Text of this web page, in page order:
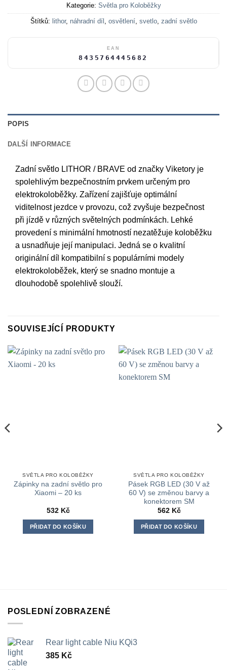
Kategorie: Světla pro Koloběžky
Štítků: lithor, náhradní díl , osvětlení, svetlo, zadní světlo
EAN
8435764445682
POPIS
DALŠÍ INFORMACE
Zadní světlo LITHOR / BRAVE od značky Viketory je
spolehlivým bezpečnostním prvkem určeným pro
elektrokoloběžky. Zařízení zajišťuje optimální
viditelnost jezdce v provozu, což zvyšuje bezpečnost
při jízdě v různých světelných podmínkách. Lehké
provedení s minimální hmotností nezatěžuje koloběžku
a usnadňuje její manipulaci. Jedná se o kvalitní
originální díl kompatibilní s populárními modely
elektrokoloběžek, který se snadno montuje a
dlouhodobě spolehlivě slouží.
SOUVISEJÍCÍ PRODUKTY
SVĚTLA PRO KOLOBĚŽKY
Zápinky na zadní světlo pro
Xiaomi – 20 ks
532 Kč
PŘIDAT DO KOŠÍKU
SVĚTLA PRO KOLOBĚŽKY
Pásek RGB LED (30 V až
60 V) se změnou barvy a
konektorem SM
562 Kč
PŘIDAT DO KOŠÍKU
POSLEDNÍ ZOBRAZENÉ
Rear light cable Niu KQi3
385 Kč